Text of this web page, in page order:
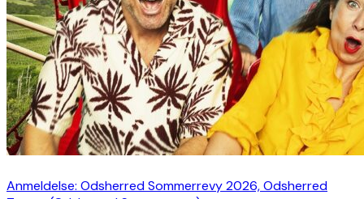
Anmeldelse: Odsherred Sommerrevy 2026, Odsherred